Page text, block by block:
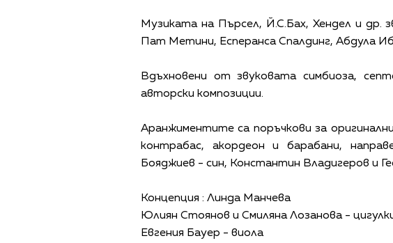
Музиката на Пърсел, Й.С.Бах, Хендел и др.
Пат Метини, Есперанса Спалдинг, Абдула
Вдъхновени от звуковата симбиоза,
авторски композиции.
Аранжиментите са поръчкови за
контрабас, акордеон и барабани,
Бояджиев - син, Константин Владигеров и
Концепция : Линда Манчева
Юлиян Стоянов и Смиляна Лозанова -
Евгения Бауер - виола